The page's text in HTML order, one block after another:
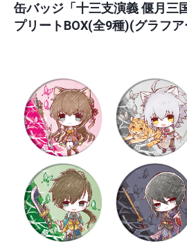
缶バッジ「十三支演義 偃月三
プリートBOX(全9種)(グラフ